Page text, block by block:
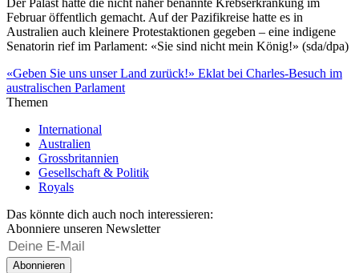
Der Palast hatte die nicht näher benannte Krebserkrankung im
Februar öffentlich gemacht. Auf der Pazifikreise hatte es in
Australien auch kleinere Protestaktionen gegeben – eine indigene
Senatorin rief im Parlament: «Sie sind nicht mein König!» (sda/dpa)
«Geben Sie uns unser Land zurück!» Eklat bei Charles-Besuch im
australischen Parlament
Themen
International
Australien
Grossbritannien
Gesellschaft & Politik
Royals
Das könnte dich auch noch interessieren:
Abonniere unseren Newsletter
Abonnieren